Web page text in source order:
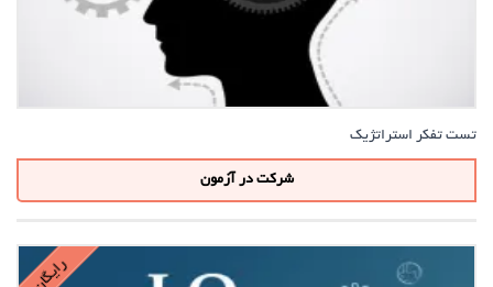
تست تفکر استراتژیک
شرکت در آزمون
رایگان